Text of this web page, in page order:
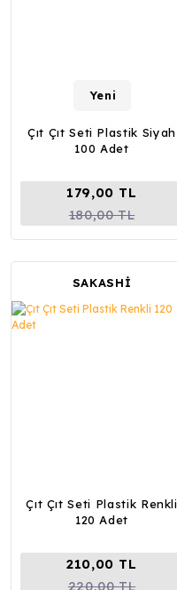
Yeni
Çıt Çıt Seti Plastik Siyah
100 Adet
179,00 TL
180,00 TL
SAKASHİ
Çıt Çıt Seti Plastik Renkli
120 Adet
210,00 TL
220,00 TL